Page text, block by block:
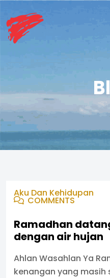
Aku Dan Kehidupan
COMMENTS
Ramadhan
dengan air hujan
Ahlan Wasahlan Ya
kenangan yang